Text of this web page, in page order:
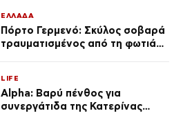
ΕΛΛΑΔΑ
Πόρτο Γερμενό: Σκύλος σοβαρά
τραυματισμένος από τη φωτιά
LIFE
Alpha: Βαρύ πένθος για
συνεργάτιδα της Κατερίνας